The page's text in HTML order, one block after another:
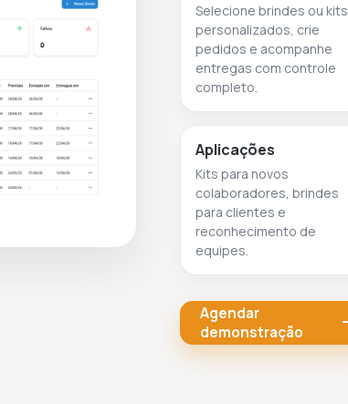
Selecione brindes ou kits
personalizados, crie
pedidos e acompanhe
entregas com controle
completo.
Aplicações
Kits para novos
colaboradores, brindes
para clientes e
reconhecimento de
equipes.
Agendar
demonstração